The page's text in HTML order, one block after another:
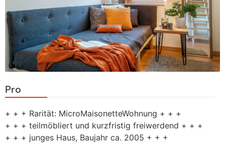
Pro
+ + + Rarität: MicroMaisonetteWohnung + + +
+ + + teilmöbliert und kurzfristig freiwerdend + + +
+ + + junges Haus, Baujahr ca. 2005 + + +